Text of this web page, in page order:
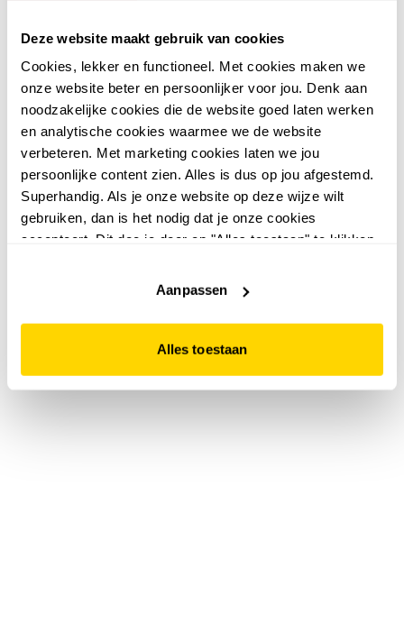
Deze website maakt gebruik van cookies
Cookies, lekker en functioneel. Met cookies maken we
onze website beter en persoonlijker voor jou. Denk aan
noodzakelijke cookies die de website goed laten werken
en analytische cookies waarmee we de website
verbeteren. Met marketing cookies laten we jou
persoonlijke content zien. Alles is dus op jou afgestemd.
Superhandig. Als je onze website op deze wijze wilt
gebruiken, dan is het nodig dat je onze cookies
accepteert. Dit doe je door op "Alles toestaan" te klikken.
website niet optimaal functioneert.
Aanpassen
Alles toestaan